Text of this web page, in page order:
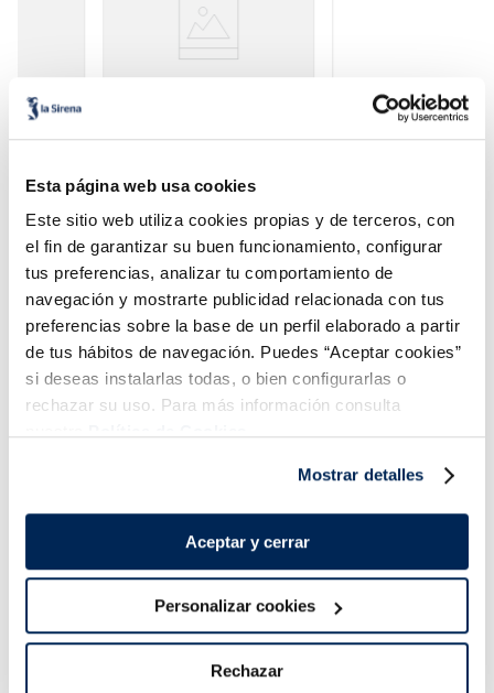
Esta página web usa cookies
Este sitio web utiliza cookies propias y de terceros, con
el fin de garantizar su buen funcionamiento, configurar
tus preferencias, analizar tu comportamiento de
navegación y mostrarte publicidad relacionada con tus
preferencias sobre la base de un perfil elaborado a partir
de tus hábitos de navegación. Puedes “Aceptar cookies”
si deseas instalarlas todas, o bien configurarlas o
rechazar su uso. Para más información consulta
Mostrar detalles
Aceptar y cerrar
Personalizar cookies
Rechazar
frambuesa
Vegano
3,49 € Caja 6u 360 ml
Añadir
Sin gluten
3,49 € Caja 6 u 420 ml
Añadir
¡Combínalo y hazte un menú de 10!